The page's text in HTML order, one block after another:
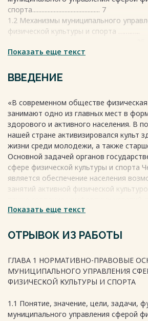
спорта............................................ 7
1.2 Механизмы муниципального
физической культуры и спорта …….…..
ГЛАВА 2 АНАЛИЗ ЭФФЕКТИВНОСТИ
(НА ПРИМЕРЕ МУНИЦИПАЛЬНОГО
УЧРЕЖДЕНИЯ «СПОРТИВНАЯ ШКОЛА
2.1 Организационная характеристика
муниципального бюджетного
школа «Саулык»………….…………. 31
2.2 Анализ эффективности
сферой физической культуры и спорта
бюджетным учреждением
ГЛАВА 3 СОВЕРШЕНСТВОВАНИЕ
УПРАВЛЕНИЯ СФЕРОЙ ФИЗИЧЕСКОЙ
«СПОРТИВНАЯ ШКОЛА
3.1 Проблемы муниципального
учреждением «Спортивная школа
……………........................................................ 46
3.2 Меры совершенствования
бюджетным учреждением
Показать еще текст
ВВЕДЕНИЕ
«В современном обществе физическая
занимают одно из главных мест в
здорового и активного населения. В
нашей стране активизировался культ
жизни среди молодежи, а также
Основной задачей органов
сфере физической культуры и спорта
является обеспечение населения
занятий активной физической
спортом» [39].
других выступлений В.В. Путин
массового спорта, массовой
«В связи с этим возникает
эффективности управления в сфере
имеющихся возможностей и усилий,
решение кардинальных задач,
Показать еще текст
ОТРЫВОК ИЗ РАБОТЫ
ГЛАВА 1 НОРМАТИВНО-ПРАВОВЫЕ
МУНИЦИПАЛЬНОГО УПРАВЛЕНИЯ
ФИЗИЧЕСКОЙ КУЛЬТУРЫ И СПОРТА
1.1 Понятие, значение, цели, задачи,
муниципального управления сферой